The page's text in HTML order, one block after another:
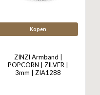
Kopen
ZINZI Armband |
POPCORN | ZILVER |
3mm | ZIA1288